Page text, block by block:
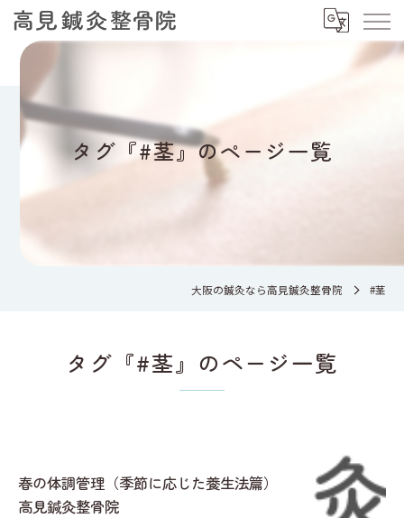
タグ『#茎』のページ一覧
大阪の鍼灸なら高見鍼灸整骨院 #茎
タグ『#茎』のページ一覧
春の体調管理（季節に応じた養生法篇）
高見鍼灸整骨院